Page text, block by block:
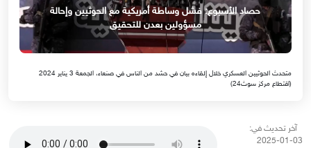
حصاد الأسبوع: فشل وساطة أمريكية مع الحوثيين وإحالة
مسؤولين بعدن للتحقيق
متحدث الحوثيين العسكري خلال إلقاءه بيان في حشد من الناس في صنعاء، الجمعة 3 يناير 2024
(اقتطاع مركز سوث24)
آخر تحديث في:
03-01-2025